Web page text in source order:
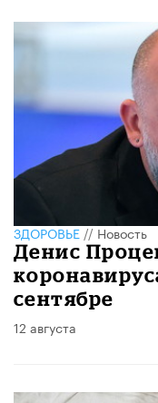
ЗДОРОВЬЕ//Новость
Денис
сентябре
12 августа